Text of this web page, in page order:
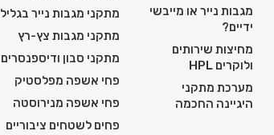
מגבות נייר או מייבשי
ידיים?
מחיצות שירותים
ולוקרים HPL
מערכת מתקני
היגיינה החכמה
מתקני מגבות נייר בגליל
מתקני מגבות צץ-רץ
מתקני סבון ודיספנסרים
פחי אשפה מפלסטיק
פחי אשפה מנירוסטה
פחים לשטחים ציבוריים